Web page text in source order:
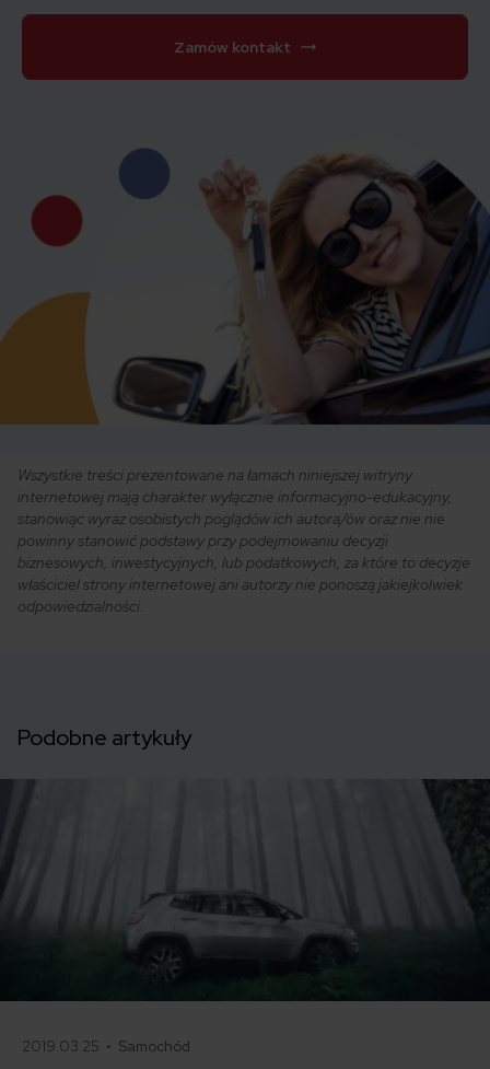
Zamów kontakt
Wszystkie treści prezentowane na łamach niniejszej witryny
internetowej mają charakter wyłącznie informacyjno-edukacyjny,
stanowiąc wyraz osobistych poglądów ich autora/ów oraz nie nie
powinny stanowić podstawy przy podejmowaniu decyzji
biznesowych, inwestycyjnych, lub podatkowych, za które to decyzje
właściciel strony internetowej ani autorzy nie ponoszą jakiejkolwiek
odpowiedzialności.
Podobne artykuły
2019.03.25 • Samochód